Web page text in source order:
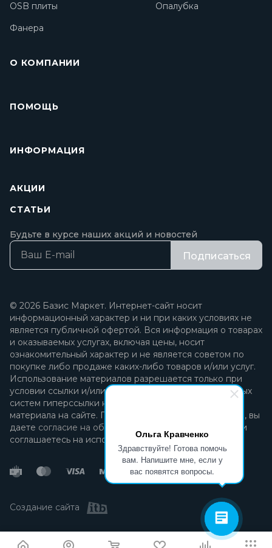
Ольга Кравченко
Здравствуйте! Готова помочь
вам. Напишите мне, если у
вас появятся вопросы.
OSB плиты
Опалубка
Фанера
О КОМПАНИИ
ПОМОЩЬ
ИНФОРМАЦИЯ
АКЦИИ
СТАТЬИ
Будьте в курсе наших акций и новостей
Подписаться
© 2026 Базис Маркет. Интернет-сайт носит
информационный характер и ни при каких условиях не
является публичной офертой. Вся информация о товарах
и оказываемых услугах, включая цены, носит
ознакомительный характер и не является советом по
покупке либо продаже каких-либо товаров и/или услуг.
Использование материалов разрешается только при
условии ссылки и/или прямой открытой для поисковых
систем гиперссылки на непосредственный адрес
материала на сайте. Продолжая пользоваться сайтом, вы
даете согласие на обработку персональных данных
и
соглашаетесь на использование файлов cookie.
Создание сайта